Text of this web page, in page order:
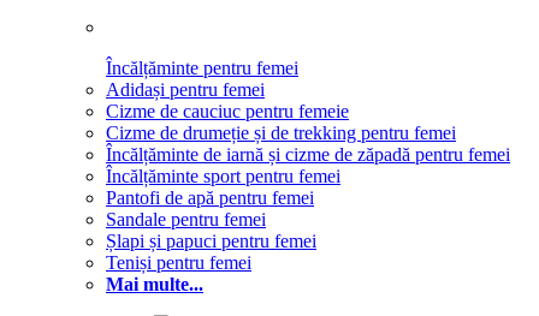
Încălțăminte pentru femei
Adidași pentru femei
Cizme de cauciuc pentru femeie
Cizme de drumeție și de trekking pentru femei
Încălțăminte de iarnă și cizme de zăpadă pentru femei
Încălțăminte sport pentru femei
Pantofi de apă pentru femei
Sandale pentru femei
Șlapi și papuci pentru femei
Teniși pentru femei
Mai multe...